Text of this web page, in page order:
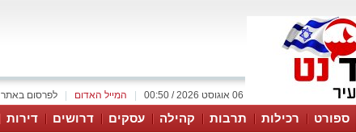
לפרסום באתר המייל האדום 06 אוגוסט 2026 / 00:50
ספורט רכילות תרבות קהילה עסקים דרושים דירות